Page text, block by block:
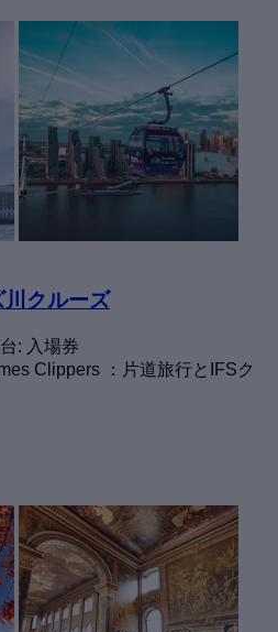
クルーズ
: 入場券
Clippers ：片道旅行とIFSク